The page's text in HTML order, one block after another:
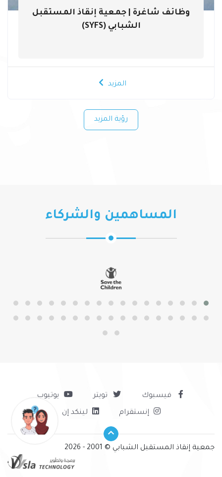
وظائف شاغرة | جمعية إنقاذ المستقبل
الشبابي (SYFS)
المزيد
رؤية المزيد
المساهمين والشركاء
فيسبوك تويتر يوتيوب
إنستقرام لينكد إن
جمعية إنقاذ المستقبل الشبابي © 2001 - 2026